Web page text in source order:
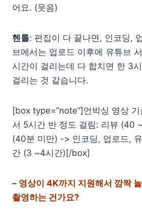
어요. (웃음)
헨톨: 편집이 다 끝나면, 인코딩,
브에서는 업로드 이후에 유튜브
시간이 걸리는데 다 합치면 한 3
걸리는 것 같습니다.
[box type=”note”]언박싱 영상
서 5시간 반 정도 걸림: 리뷰 (40
(40분 미만) -> 인코딩, 업로드,
간 (3 ~4시간)[/box]
– 영상이 4K까지 지원해서 깜짝
촬영하는 건가요?